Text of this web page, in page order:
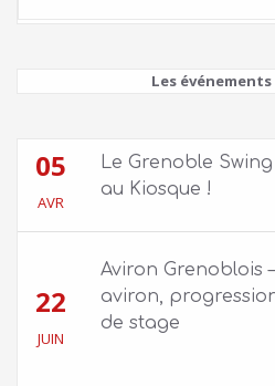
Les
05
AVR
Le Grenoble
au Kiosque !
22
JUIN
Aviron Grenoblois
aviron,
de stage